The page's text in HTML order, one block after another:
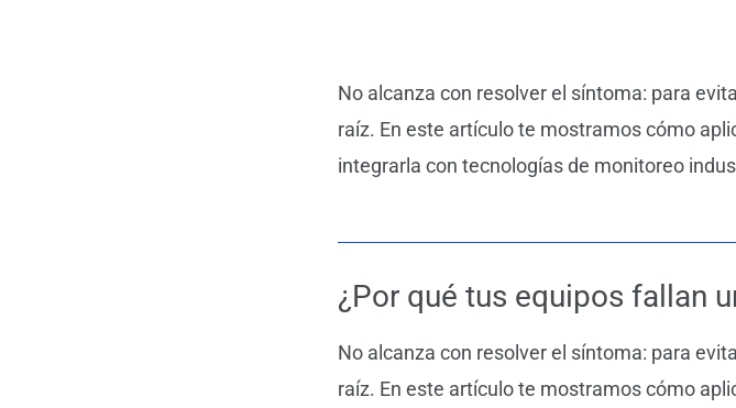
No alcanza con resolver el síntoma: para
raíz. En este artículo te mostramos cómo
integrarla con tecnologías de monitoreo
¿Por qué tus equipos fallan
No alcanza con resolver el síntoma: para
raíz. En este artículo te mostramos cómo